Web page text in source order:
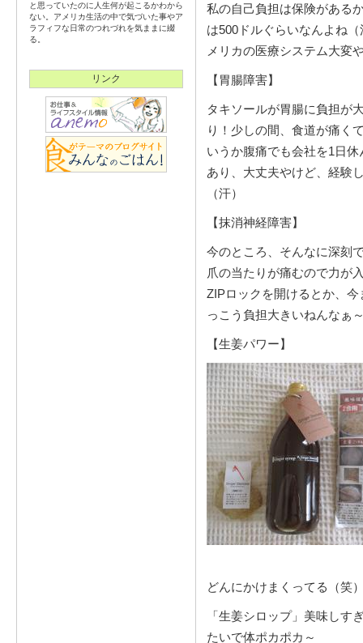
私の自己負担は保険がある
は500ドルぐらいなんよね
メリカの医療システム大変
【胃腸障害】
タキソールが胃腸に負担が
り！少しの間、食道が痛く
いうか腹痛でも会社を1日
あり、大丈夫やけど、経験
（汗）
【抹消神経障害】
今のところ、そんなに深刻
爪の当たりが痛むので力が
ZIPロックを開けるとか、
っこう負担大きいねんなぁ
【生姜パワー】
どんにかけまくってる（笑
「生姜シロップ」美味しす
たいで体ポカポカ～
と思っていたのに人生何が起こるかわから
ない。アメリカ生活の中で気づいた事やア
ラフィフな日常のつれづれを気ままに綴
る。
リンク